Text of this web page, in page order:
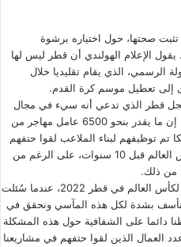
تثبت صحتها، حول اختياره برشوة
يقول الإعلام الهولندي أن قطر ليس لها
الرسمي، الذي يقام تقليديا خلال
إلى تعطيل موسم كرة القدم.
قطر الذي تدعي أنه سيء في مجال
إن ما يقدر بنحو 6500 عامل مهاجر من
تم توظيفهم لبناء الملاعب لقوا حتفهم
في قطر منذ أن فازت بحق استضافة كأس العالم قبل 10 سنوات، على الرغم من
من ذلك.
وفي مناسبات عدة، ردت اللجنة المنظمة لكأس العالم في قطر 2022، عندما سُئلت
بشدة لكل هذه المآسي ونحقق في
دائما على الشفافية حول هذه المشكلة
العمال الذين لقوا حتفهم في مشاريعنا